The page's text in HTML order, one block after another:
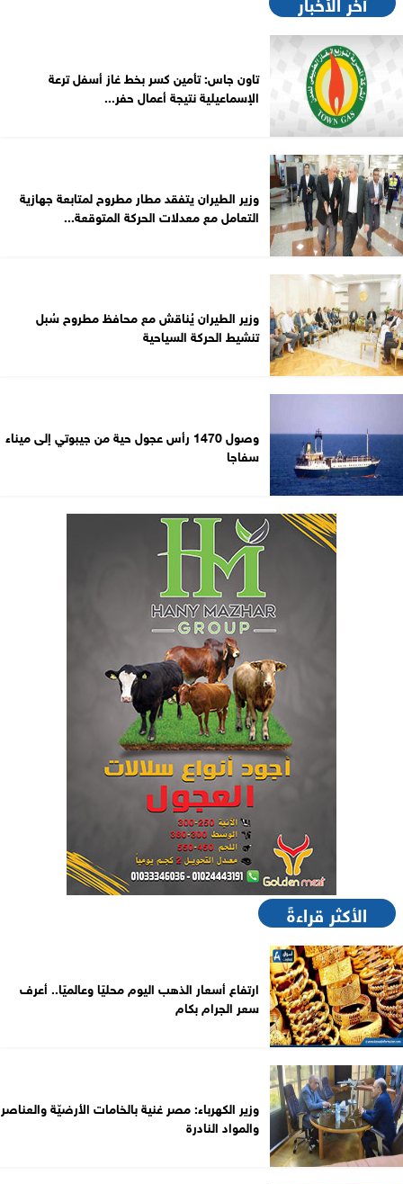
تاون جاس: تأمين كسر بخط غاز أسفل ترعة
الإسماعيلية نتيجة أعمال حفر...
وزير الطيران يتفقد مطار مطروح لمتابعة جهازية
التعامل مع معدلات الحركة المتوقعة...
وزير الطيران يُناقش مع محافظ مطروح سُبل
تنشيط الحركة السياحية
وصول 1470 رأس عجول حية من جيبوتي إلى ميناء
سفاجا
الأكثر قراءةً
ارتفاع أسعار الذهب اليوم محليًا وعالميًا.. أعرف
سعر الجرام بكام
وزير الكهرباء: مصر غنية بالخامات الأرضيّة والعناصر
والمواد النادرة